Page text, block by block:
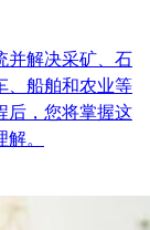
并解决采矿、石
、船舶和农业等
后，您将掌握这
。